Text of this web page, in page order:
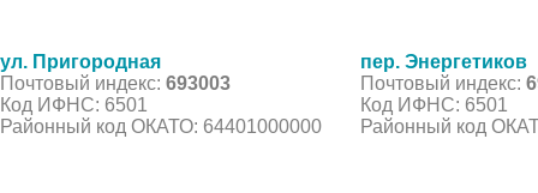
ул. Пригородная
Почтовый индекс: 693003
Код ИФНС: 6501
Районный код ОКАТО: 64401000000
пер. Энергетиков
Почтовый индекс:
Код ИФНС: 6501
Районный код